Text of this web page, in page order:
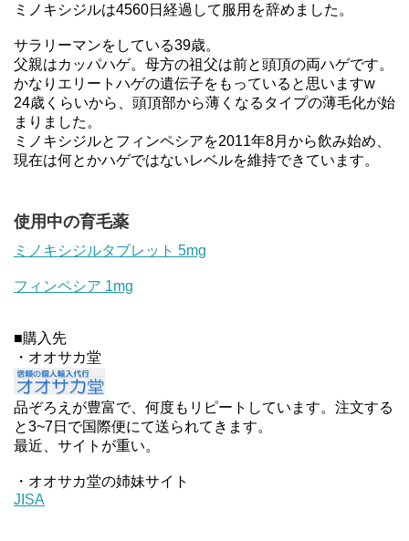
ミノキシジルは4560日経過して服用を辞めました。
サラリーマンをしている39歳。
父親はカッパハゲ。母方の祖父は前と頭頂の両ハゲです。
かなりエリートハゲの遺伝子をもっていると思いますw
24歳くらいから、頭頂部から薄くなるタイプの薄毛化が始
まりました。
ミノキシジルとフィンペシアを2011年8月から飲み始め、
現在は何とかハゲではないレベルを維持できています。
使用中の育毛薬
ミノキシジルタブレット 5mg
フィンペシア 1mg
■購入先
・オオサカ堂
品ぞろえが豊富で、何度もリピートしています。注文する
と3~7日で国際便にて送られてきます。
最近、サイトが重い。
・オオサカ堂の姉妹サイト
JISA